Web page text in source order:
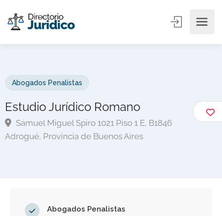
Abogados Penalistas
Estudio Jurídico Romano
Samuel Miguel Spiro 1021 Piso 1 E, B1846
Adrogué, Provincia de Buenos Aires
Abogados Penalistas